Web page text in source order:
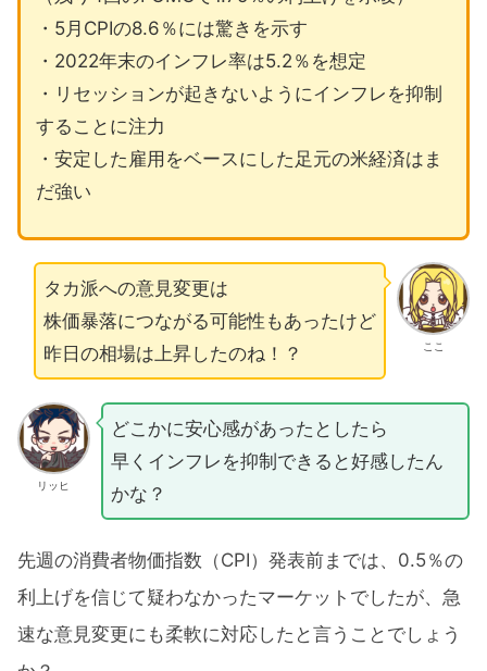
・5月CPIの8.6％には驚きを示す
・2022年末のインフレ率は5.2％を想定
・リセッションが起きないようにインフレを抑制
することに注力
・安定した雇用をベースにした足元の米経済はま
だ強い
ここ
タカ派への意見変更は
株価暴落につながる可能性もあったけど
昨日の相場は上昇したのね！？
リッヒ
どこかに安心感があったとしたら
早くインフレを抑制できると好感したん
かな？
先週の消費者物価指数（CPI）発表前までは、0.5％の
利上げを信じて疑わなかったマーケットでしたが、急
速な意見変更にも柔軟に対応したと言うことでしょう